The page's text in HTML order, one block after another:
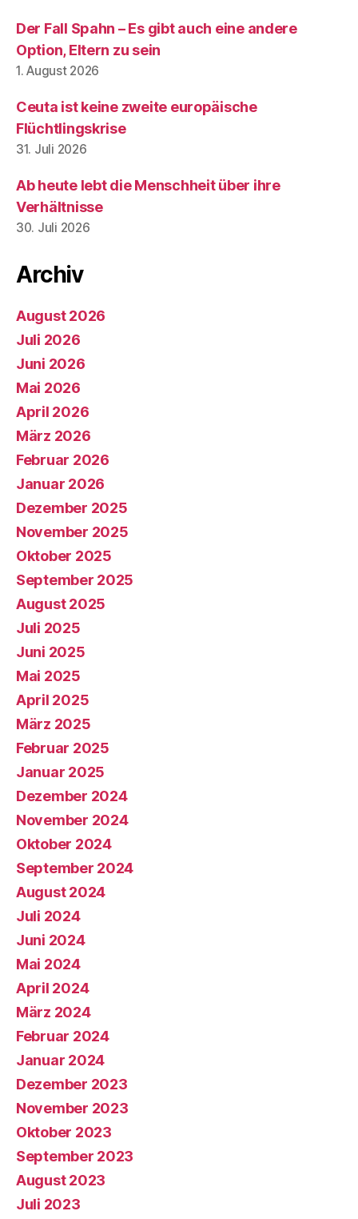
Der Fall Spahn – Es gibt auch eine andere
Option, Eltern zu sein
1. August 2026
Ceuta ist keine zweite europäische
Flüchtlingskrise
31. Juli 2026
Ab heute lebt die Menschheit über ihre
Verhältnisse
30. Juli 2026
Archiv
August 2026
Juli 2026
Juni 2026
Mai 2026
April 2026
März 2026
Februar 2026
Januar 2026
Dezember 2025
November 2025
Oktober 2025
September 2025
August 2025
Juli 2025
Juni 2025
Mai 2025
April 2025
März 2025
Februar 2025
Januar 2025
Dezember 2024
November 2024
Oktober 2024
September 2024
August 2024
Juli 2024
Juni 2024
Mai 2024
April 2024
März 2024
Februar 2024
Januar 2024
Dezember 2023
November 2023
Oktober 2023
September 2023
August 2023
Juli 2023